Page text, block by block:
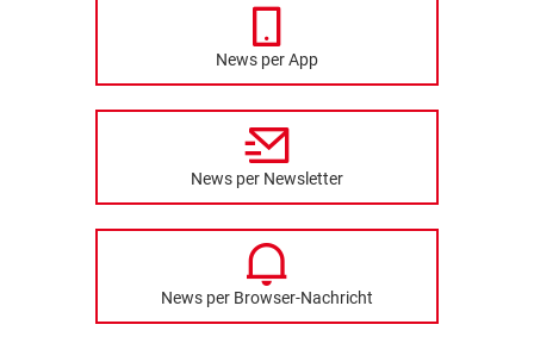
News per App
News per Newsletter
News per Browser-Nachricht